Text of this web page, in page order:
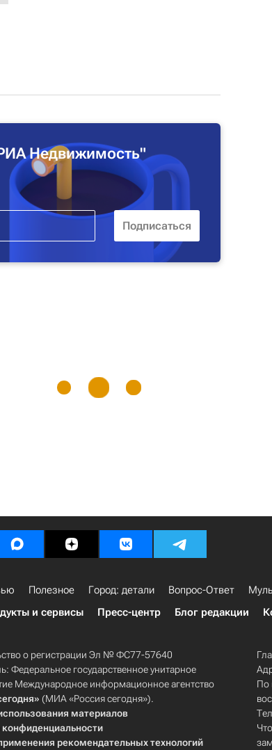
Недвижимость"
Полезное Город: детали Вопрос-Ответ
и сервисы Пресс-центр Блог редакции
о регистрации Эл № ФС77-57640
Федеральное государственное унитарное
Международное информационное агентство
(МИА «Россия сегодня»).
материалов
рекомендательных технологий
По